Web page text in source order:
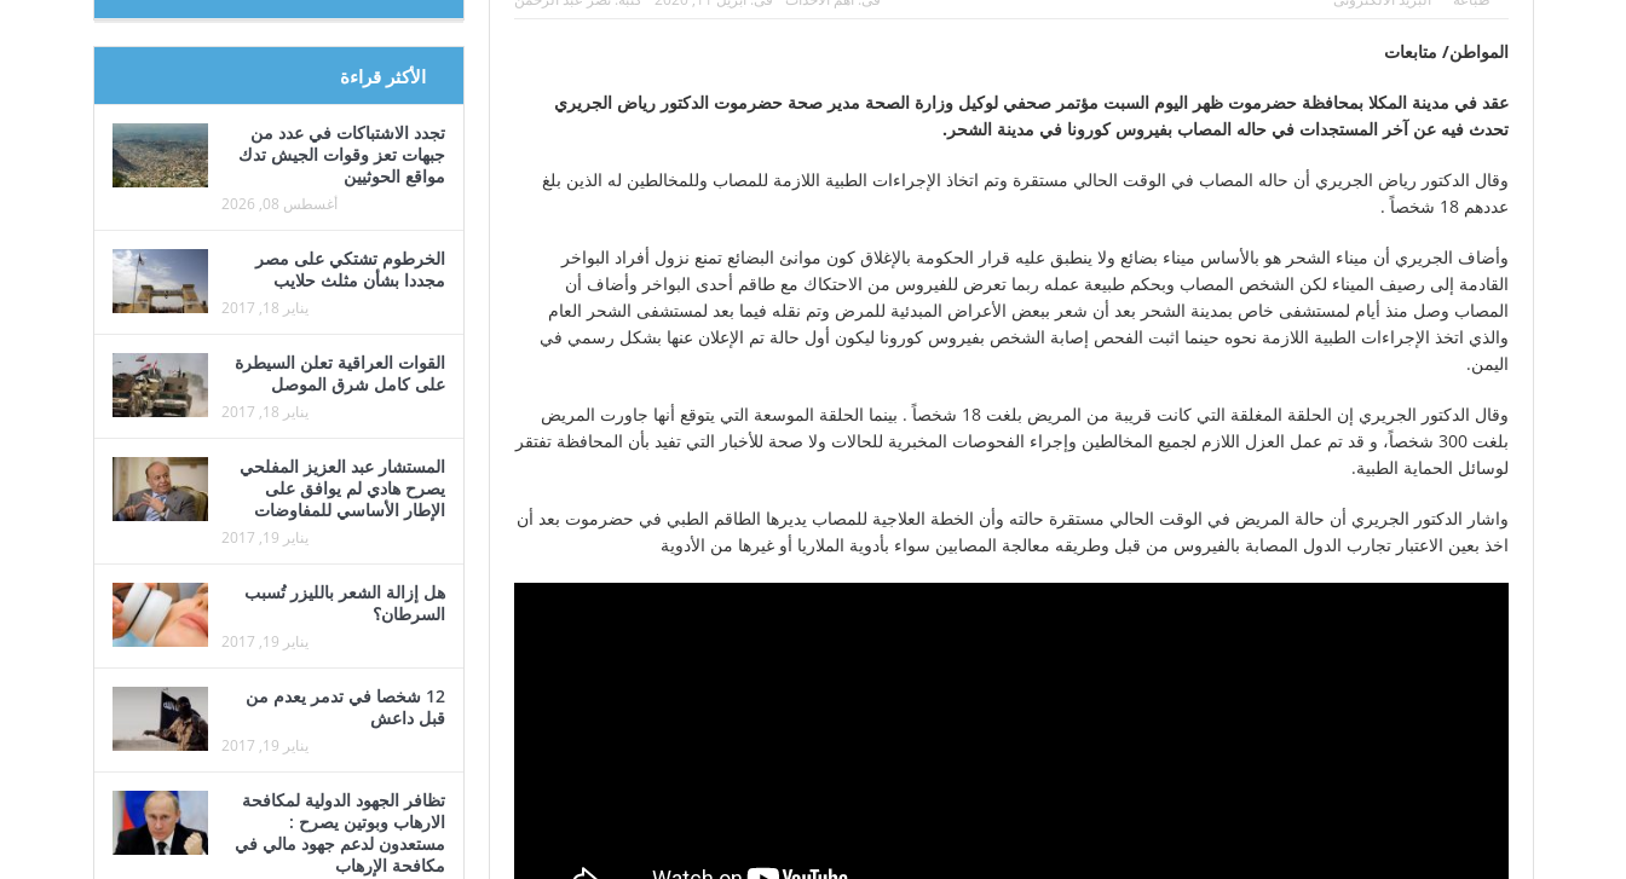
تعيين كبير الدبلوماسيين الأمريكيين قائماً بالأعمال في السفارة لدى اليمن المواطن/ متابعات
عقد في مدينة المكلا بمحافظة حضرموت ظهر اليوم السبت مؤتمر صحفي لوكيل وزارة الصحة مدير صحة حضرموت الدكتور رياض الجريري
تحدث فيه عن آخر المستجدات في حاله المصاب بفيروس كورونا في مدينة الشحر.
وقال الدكتور رياض الجريري أن حاله المصاب في الوقت الحالي مستقرة وتم اتخاذ الإجراءات الطبية اللازمة للمصاب وللمخالطين له الذين بلغ
عددهم 18 شخصاً .
وأضاف الجريري أن ميناء الشحر هو بالأساس ميناء بضائع ولا ينطبق عليه قرار الحكومة بالإغلاق كون موانئ البضائع تمنع نزول أفراد البواخر
القادمة إلى رصيف الميناء لكن الشخص المصاب وبحكم طبيعة عمله ربما تعرض للفيروس من الاحتكاك مع طاقم أحدى البواخر وأضاف أن
المصاب وصل منذ أيام لمستشفى خاص بمدينة الشحر بعد أن شعر ببعض الأعراض المبدئية للمرض وتم نقله فيما بعد لمستشفى الشحر العام
والذي اتخذ الإجراءات الطبية اللازمة نحوه حينما اثبت الفحص إصابة الشخص بفيروس كورونا ليكون أول حالة تم الإعلان عنها بشكل رسمي في
اليمن.
وقال الدكتور الجريري إن الحلقة المغلقة التي كانت قريبة من المريض بلغت 18 شخصاً . بينما الحلقة الموسعة التي يتوقع أنها جاورت المريض
بلغت 300 شخصاً، و قد تم عمل العزل اللازم لجميع المخالطين وإجراء الفحوصات المخبرية للحالات ولا صحة للأخبار التي تفيد بأن المحافظة تفتقر
لوسائل الحماية الطبية.
واشار الدكتور الجريري أن حالة المريض في الوقت الحالي مستقرة حالته وأن الخطة العلاجية للمصاب يديرها الطاقم الطبي في حضرموت بعد أن
اخذ بعين الاعتبار تجارب الدول المصابة بالفيروس من قبل وطريقه معالجة المصابين سواء بأدوية الملاريا أو غيرها من الأدوية
الأكثر قراءة
تجدد الاشتباكات في عدد من
جبهات تعز وقوات الجيش تدك
مواقع الحوثيين
أغسطس 08, 2026
الخرطوم تشتكي على مصر
مجددا بشأن مثلث حلايب
يناير 18, 2017
القوات العراقية تعلن السيطرة
على كامل شرق الموصل
يناير 18, 2017
المستشار عبد العزيز المفلحي
يصرح هادي لم يوافق على
الإطار الأساسي للمفاوضات
يناير 19, 2017
هل إزالة الشعر بالليزر تُسبب
السرطان؟
يناير 19, 2017
12 شخصا في تدمر يعدم من
قبل داعش
يناير 19, 2017
تظافر الجهود الدولية لمكافحة
الارهاب وبوتين يصرح :
مستعدون لدعم جهود مالي في
مكافحة الإرهاب